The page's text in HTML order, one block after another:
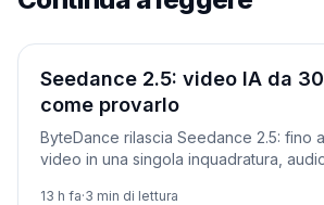
Novità
Seedance 2.5: video IA da
come provarlo
ByteDance rilascia Seedance 2.5: fino
video in una singola inquadratura,
13 h fa·3 min di lettura